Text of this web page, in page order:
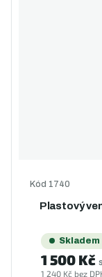
Plastový
Kód 1740
Skladem
1 240 Kč bez
1 500 Kč